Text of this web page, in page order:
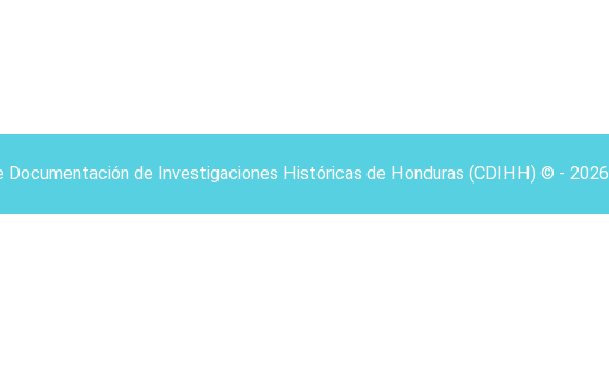
Documentación de Investigaciones Históricas de Honduras (CDIHH) © - 2026